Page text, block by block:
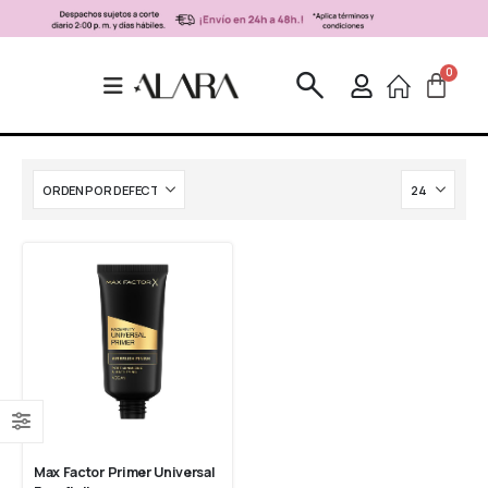
Max Factor Primer Universal